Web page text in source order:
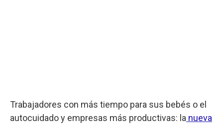
Trabajadores con más tiempo para sus bebés o el
autocuidado y empresas más productivas: la nueva